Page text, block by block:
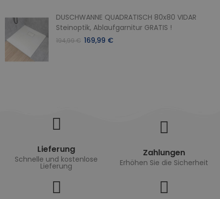
DUSCHWANNE QUADRATISCH 80x80 VIDAR
Steinoptik, Ablaufgarnitur GRATIS !
194,99 € 169,99 €
Lieferung
Schnelle und kostenlose
Lieferung
Zahlungen
Erhöhen Sie die Sicherheit